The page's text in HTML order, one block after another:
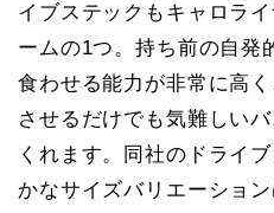
イブステックもキャロラ
ームの1つ。持ち前の自発
食わせる能力が非常に高
させるだけでも気難しい
くれます。同社のドライ
かなサイズバリエーショ